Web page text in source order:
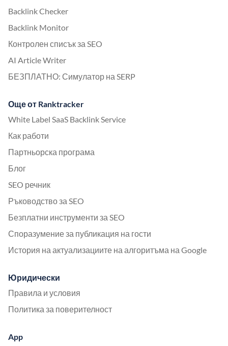
Backlink Checker
Backlink Monitor
Контролен списък за SEO
AI Article Writer
БЕЗПЛАТНО: Симулатор на SERP
Още от Ranktracker
White Label SaaS Backlink Service
Как работи
Партньорска програма
Блог
SEO речник
Ръководство за SEO
Безплатни инструменти за SEO
Споразумение за публикация на гости
История на актуализациите на алгоритъма на Google
Юридически
Правила и условия
Политика за поверителност
App